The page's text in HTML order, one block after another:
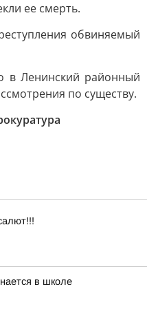
ее смерть.
обвиняемый
в Ленинский районный
по существу.
в школе